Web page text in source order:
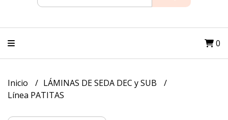
0
Inicio
LÁMINAS DE SEDA DEC y SUB
Línea PATITAS